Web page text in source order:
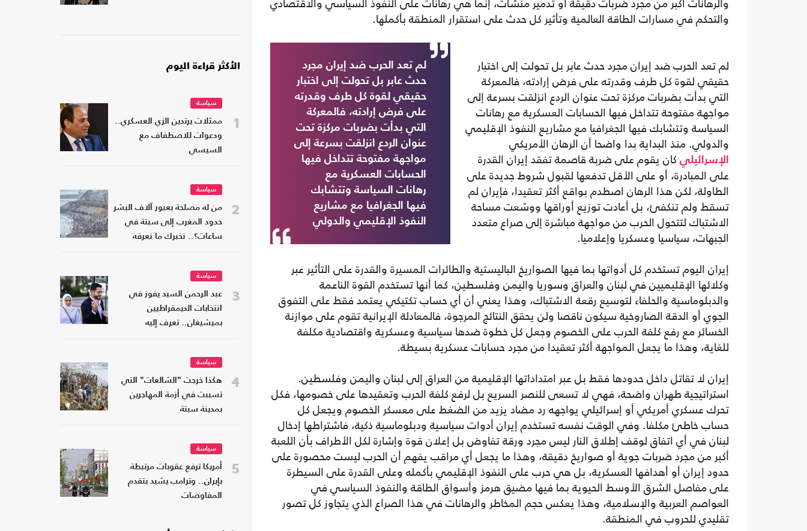
والرهانات أكبر من مجرد ضربات دقيقة أو تدمير منشآت، إنما هي رهانات على النفوذ السياسي والاقتصادي
والتحكم في مسارات الطاقة العالمية وتأثير كل حدث على استقرار المنطقة بأكملها.
لم تعد الحرب ضد إيران مجرد
حدث عابر بل تحولت إلى اختبار
حقيقي لقوة كل طرف وقدرته
على فرض إرادته، فالمعركة
التي بدأت بضربات مركزة تحت
عنوان الردع انزلقت بسرعة إلى
مواجهة مفتوحة تتداخل فيها
الحسابات العسكرية مع
رهانات السياسة وتتشابك
فيها الجغرافيا مع مشاريع
النفوذ الإقليمي والدولي
لم تعد الحرب ضد إيران مجرد حدث عابر بل تحولت إلى اختبار
حقيقي لقوة كل طرف وقدرته على فرض إرادته، فالمعركة
التي بدأت بضربات مركزة تحت عنوان الردع انزلقت بسرعة إلى
مواجهة مفتوحة تتداخل فيها الحسابات العسكرية مع رهانات
السياسة وتتشابك فيها الجغرافيا مع مشاريع النفوذ الإقليمي
والدولي. منذ البداية بدا واضحا أن الرهان الأمريكي
الإسرائيلي كان يقوم على ضربة قاصمة تفقد إيران القدرة
على المبادرة، أو على الأقل تدفعها لقبول شروط جديدة على
الطاولة، لكن هذا الرهان اصطدم بواقع أكثر تعقيدا، فإيران لم
تسقط ولم تنكفئ، بل أعادت توزيع أوراقها ووسّعت مساحة
الاشتباك لتتحول الحرب من مواجهة مباشرة إلى صراع متعدد
الجبهات، سياسيا وعسكريا وإعلاميا.
إيران اليوم تستخدم كل أدواتها بما فيها الصواريخ الباليستية والطائرات المسيرة والقدرة على التأثير عبر
وكلائها الإقليميين في لبنان والعراق وسوريا واليمن وفلسطين، كما أنها تستخدم القوة الناعمة
والدبلوماسية والحلفاء لتوسيع رقعة الاشتباك، وهذا يعني أن أي حساب تكتيكي يعتمد فقط على التفوق
الجوي أو الدقة الصاروخية سيكون ناقصا ولن يحقق النتائج المرجوة، فالمعادلة الإيرانية تقوم على موازنة
الخسائر مع رفع كلفة الحرب على الخصوم وجعل كل خطوة ضدها سياسية وعسكرية واقتصادية مكلفة
للغاية، وهذا ما يجعل المواجهة أكثر تعقيدا من مجرد حسابات عسكرية بسيطة.
إيران لا تقاتل داخل حدودها فقط بل عبر امتداداتها الإقليمية من العراق إلى لبنان واليمن وفلسطين.
استراتيجية طهران واضحة، فهي لا تسعى للنصر السريع بل لرفع كلفة الحرب وتعقيدها على خصومها، فكل
تحرك عسكري أمريكي أو إسرائيلي يواجهه رد مضاد يزيد من الضغط على معسكر الخصوم ويجعل كل
حساب خاطئ مكلفا. وفي الوقت نفسه تستخدم إيران أدوات سياسية ودبلوماسية ذكية، فاشتراطها إدخال
لبنان في أي اتفاق لوقف إطلاق النار ليس مجرد ورقة تفاوض بل إعلان قوة وإشارة لكل الأطراف بأن اللعبة
أكبر من مجرد ضربات جوية أو صواريخ دقيقة، وهذا ما يجعل أي مراقب يفهم أن الحرب ليست محصورة على
حدود إيران أو أهدافها العسكرية، بل هي حرب على النفوذ الإقليمي بأكمله وعلى القدرة على السيطرة
على مفاصل الشرق الأوسط الحيوية بما فيها مضيق هرمز وأسواق الطاقة والنفوذ السياسي في
العواصم العربية والإسلامية، وهذا يعكس حجم المخاطر والرهانات في هذا الصراع الذي يتجاوز كل تصور
تقليدي للحروب في المنطقة.
الأكثر قراءة اليوم
1
سياسة
ممثلات يرتدين الزي العسكري..
ودعوات للاصطفاف مع
السيسي
2
سياسة
من له مصلحة بعبور آلاف البشر
حدود المغرب إلى سبتة في
ساعات؟.. نخبرك ما نعرفه
3
سياسة
عبد الرحمن السيد يفوز في
انتخابات الديمقراطيين
بميشيغان.. تعرف إليه
4
سياسة
هكذا خرجت "الشائعات" التي
تسببت في أزمة المهاجرين
بمدينة سبتة
5
سياسة
أمريكا ترفع عقوبات مرتبطة
بإيران.. وترامب يشيد بتقدم
المفاوضات